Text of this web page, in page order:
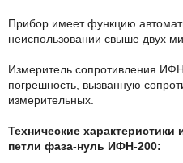
Прибор имеет функцию
неиспользовании свыше двух
Измеритель сопротивления
погрешность, вызванную
измерительных.
Технические
петли фаза-нуль ИФН-200: